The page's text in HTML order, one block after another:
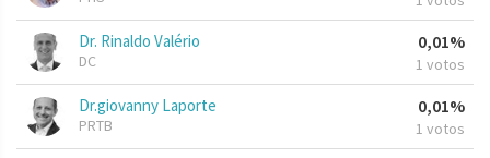
Dr. Rinaldo Valério
DC
0,01%
1 votos
Dr.giovanny Laporte
PRTB
0,01%
1 votos